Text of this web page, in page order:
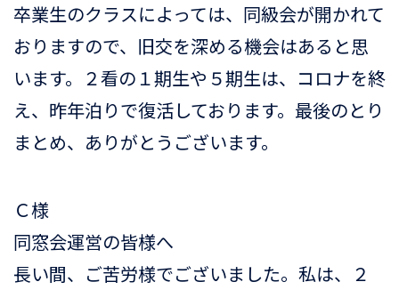
卒業生のクラスによっては、同級会が開かれて
おりますので、旧交を深める機会はあると思
います。２看の１期生や５期生は、コロナを終
え、昨年泊りで復活しております。最後のとり
まとめ、ありがとうございます。
Ｃ様
同窓会運営の皆様へ
長い間、ご苦労様でございました。私は、２